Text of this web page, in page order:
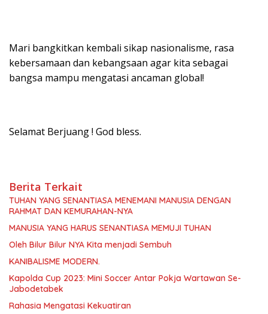
Mari bangkitkan kembali sikap nasionalisme, rasa
kebersamaan dan kebangsaan agar kita sebagai
bangsa mampu mengatasi ancaman global!
Selamat Berjuang ! God bless.
Berita Terkait
TUHAN YANG SENANTIASA MENEMANI MANUSIA DENGAN
RAHMAT DAN KEMURAHAN-NYA
MANUSIA YANG HARUS SENANTIASA MEMUJI TUHAN
Oleh Bilur Bilur NYA Kita menjadi Sembuh
KANIBALISME MODERN.
Kapolda Cup 2023: Mini Soccer Antar Pokja Wartawan Se-
Jabodetabek
Rahasia Mengatasi Kekuatiran